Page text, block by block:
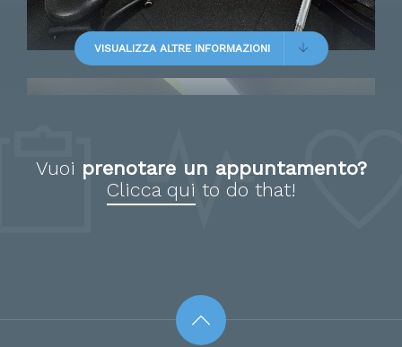
Paziente
Un vero talento che con
professionalità ed empatia
fisioterapista a cui affidarsi ad
occhi chiusi
VISUALIZZA ALTRE INFORMAZIONI
Vuoi prenotare un appuntamento?
Clicca qui to do that!